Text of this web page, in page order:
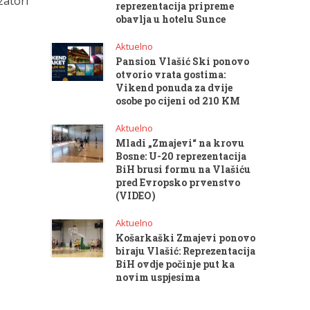
reprezentacija pripreme
obavlja u hotelu Sunce
Aktuelno
Pansion Vlašić Ski ponovo
otvorio vrata gostima:
Vikend ponuda za dvije
osobe po cijeni od 210 KM
Aktuelno
Mladi „Zmajevi“ na krovu
Bosne: U-20 reprezentacija
BiH brusi formu na Vlašiću
pred Evropsko prvenstvo
(VIDEO)
Aktuelno
Košarkaški Zmajevi ponovo
biraju Vlašić: Reprezentacija
BiH ovdje počinje put ka
novim uspjesima